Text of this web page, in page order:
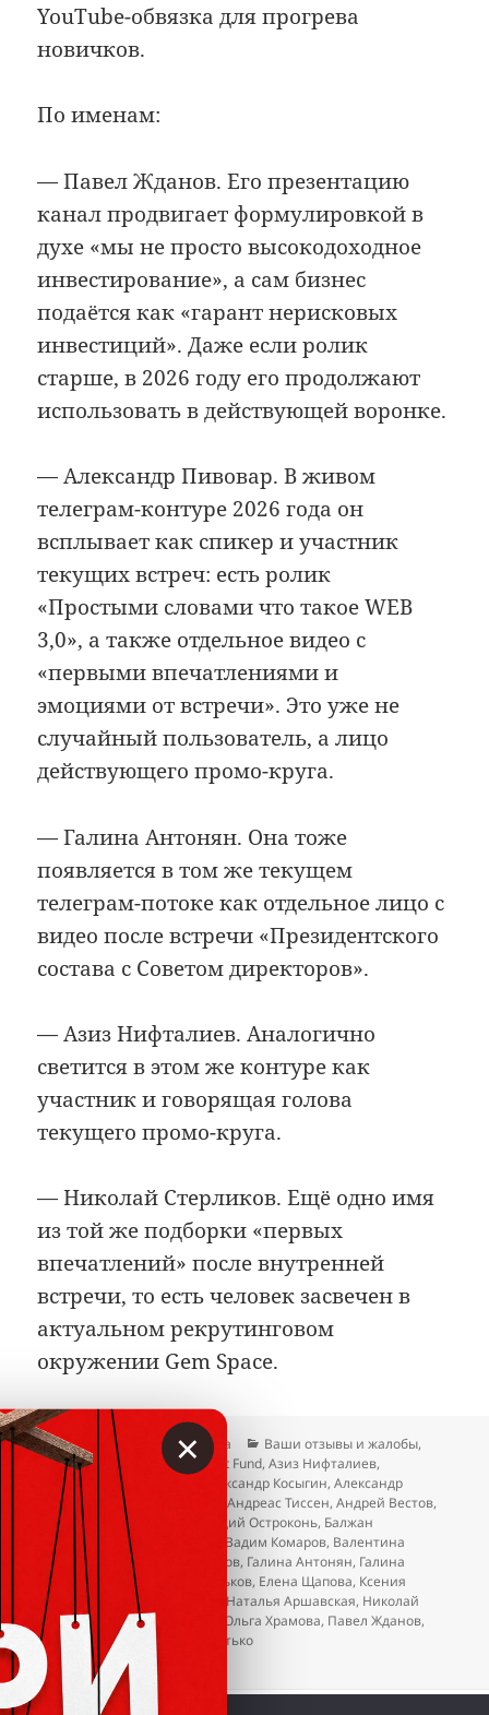
YouTube-обвязка для прогрева
новичков.
По именам:
— Павел Жданов. Его презентацию
канал продвигает формулировкой в
духе «мы не просто высокодоходное
инвестирование», а сам бизнес
подаётся как «гарант нерисковых
инвестиций». Даже если ролик
старше, в 2026 году его продолжают
использовать в действующей воронке.
— Александр Пивовар. В живом
телеграм-контуре 2026 года он
всплывает как спикер и участник
текущих встреч: есть ролик
«Простыми словами что такое WEB
3,0», а также отдельное видео с
«первыми впечатлениями и
эмоциями от встречи». Это уже не
случайный пользователь, а лицо
действующего промо-круга.
— Галина Антонян. Она тоже
появляется в том же текущем
телеграм-потоке как отдельное лицо с
видео после встречи «Президентского
состава с Советом директоров».
— Азиз Нифталиев. Аналогично
светится в этом же контуре как
участник и говорящая голова
текущего промо-круга.
— Николай Стерликов. Ещё одно имя
из той же подборки «первых
впечатлений» после внутренней
встречи, то есть человек засвечен в
актуальном рекрутинговом
окружении Gem Space.
Опубликовано
20.04.2026 Автор
Гость сайта Рубрики
Ваши отзывы и жалобы,
Отзывы
Метки
TreeD Investment Fund,Азиз Нифталиев,
Александр Качановский
Александр Косыгин,Александр
Пивовар
Альфия Айбушева ,Андреас Тиссен,Андрей Вестов,
Антонина Новоселова
Аркадий Остроконь, Балжан
Молдасанова , Вадим Комаров, Валентина
Муромцева
Валерий Остриков, Галина Антонян, Галина
Здоровцова
Дмитрий Васильков, Елена Щапова, Ксения
Горбачева
Лариса Ерёмина Наталья Аршавская, Николай
Стерликов
Нусрат Оруджев Ольга Храмова, Павел Жданов,
Татьяна Тарасова
, Эдуард Витько
Добавить комментарий
×